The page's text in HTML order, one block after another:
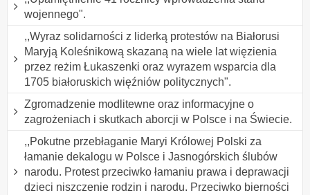
wojennego".
,,Wyraz solidarności z liderką protestów na Białorusi
Maryją Koleśnikową skazaną na wiele lat więzienia
przez reżim Łukaszenki oraz wyrazem wsparcia dla
1705 białoruskich więźniów politycznych".
Zgromadzenie modlitewne oraz informacyjne o
zagrożeniach i skutkach aborcji w Polsce i na Świecie.
,,Pokutne przebłaganie Maryi Królowej Polski za
łamanie dekalogu w Polsce i Jasnogórskich ślubów
narodu. Protest przeciwko łamaniu prawa i deprawacji
dzieci niszczenie rodzin i narodu. Przeciwko bierności